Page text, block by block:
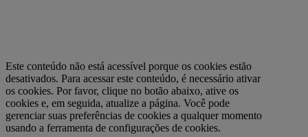
Este conteúdo não está acessível porque os cookies estão
desativados. Para acessar este conteúdo, é necessário ativar
os cookies. Por favor, clique no botão abaixo, ative os
cookies e, em seguida, atualize a página. Você pode
gerenciar suas preferências de cookies a qualquer momento
usando a ferramenta de configurações de cookies.